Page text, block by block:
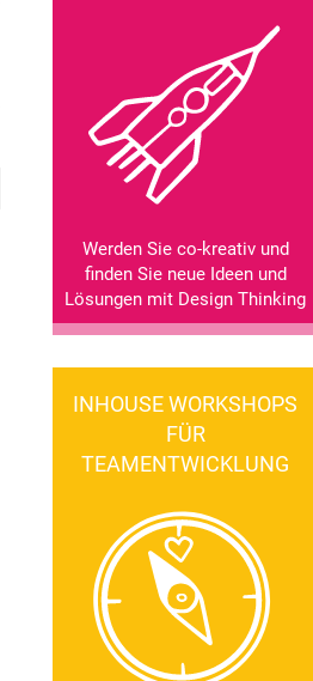
Werden Sie co-kreativ und
finden Sie neue Ideen und
Lösungen mit Design Thinking
INHOUSE WORKSHOPS
FÜR
TEAMENTWICKLUNG